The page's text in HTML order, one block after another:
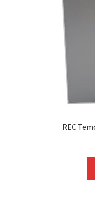
REC